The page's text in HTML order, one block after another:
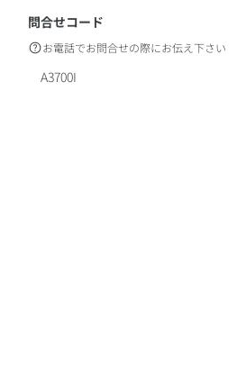
問合せコード
お電話でお問合せの際にお伝え下さい
A3700I